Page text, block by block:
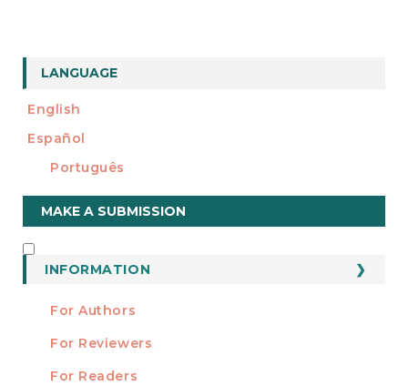
LANGUAGE
English
Español
Português
Make
a
Submission
MAKE A SUBMISSION
INFORMATION
For Authors
For Reviewers
For Readers